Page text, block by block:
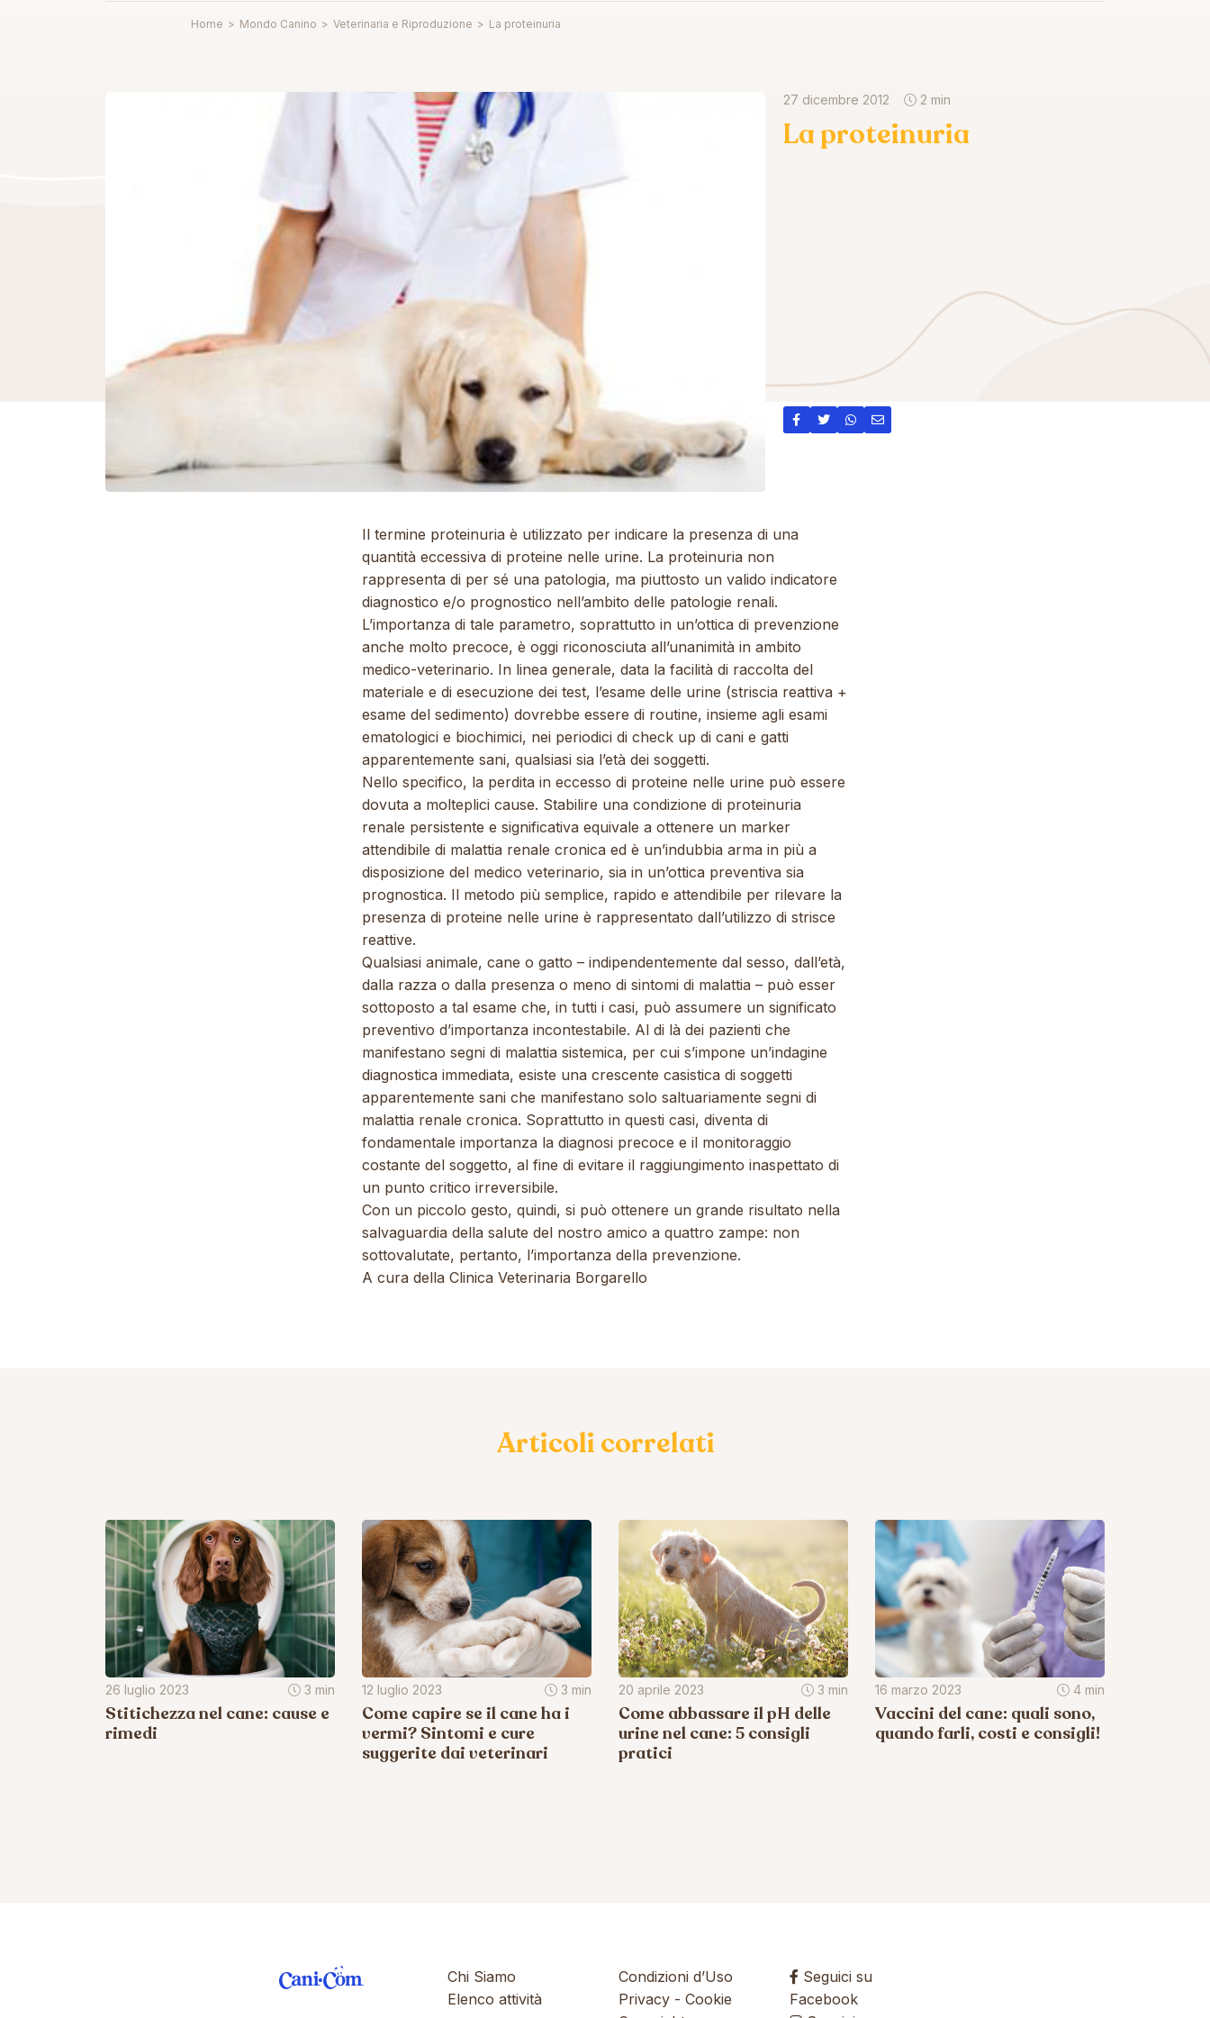
Home > Mondo Canino > Veterinaria e Riproduzione > La proteinuria
27 dicembre 2012 2 min
La proteinuria
Il termine proteinuria è utilizzato per indicare la presenza di una
quantità eccessiva di proteine nelle urine. La proteinuria non
rappresenta di per sé una patologia, ma piuttosto un valido indicatore
diagnostico e/o prognostico nell’ambito delle patologie renali.
L’importanza di tale parametro, soprattutto in un’ottica di prevenzione
anche molto precoce, è oggi riconosciuta all’unanimità in ambito
medico-veterinario. In linea generale, data la facilità di raccolta del
materiale e di esecuzione dei test, l’esame delle urine (striscia reattiva +
esame del sedimento) dovrebbe essere di routine, insieme agli esami
ematologici e biochimici, nei periodici di check up di cani e gatti
apparentemente sani, qualsiasi sia l’età dei soggetti.
Nello specifico, la perdita in eccesso di proteine nelle urine può essere
dovuta a molteplici cause. Stabilire una condizione di proteinuria
renale persistente e significativa equivale a ottenere un marker
attendibile di malattia renale cronica ed è un’indubbia arma in più a
disposizione del medico veterinario, sia in un’ottica preventiva sia
prognostica. Il metodo più semplice, rapido e attendibile per rilevare la
presenza di proteine nelle urine è rappresentato dall’utilizzo di strisce
reattive.
Qualsiasi animale, cane o gatto – indipendentemente dal sesso, dall’età,
dalla razza o dalla presenza o meno di sintomi di malattia – può esser
sottoposto a tal esame che, in tutti i casi, può assumere un significato
preventivo d’importanza incontestabile. Al di là dei pazienti che
manifestano segni di malattia sistemica, per cui s’impone un’indagine
diagnostica immediata, esiste una crescente casistica di soggetti
apparentemente sani che manifestano solo saltuariamente segni di
malattia renale cronica. Soprattutto in questi casi, diventa di
fondamentale importanza la diagnosi precoce e il monitoraggio
costante del soggetto, al fine di evitare il raggiungimento inaspettato di
un punto critico irreversibile.
Con un piccolo gesto, quindi, si può ottenere un grande risultato nella
salvaguardia della salute del nostro amico a quattro zampe: non
sottovalutate, pertanto, l’importanza della prevenzione.
A cura della Clinica Veterinaria Borgarello
Articoli correlati
26 luglio 2023 3 min
Stitichezza nel cane: cause e
rimedi
12 luglio 2023 3 min
Come capire se il cane ha i
vermi? Sintomi e cure
suggerite dai veterinari
20 aprile 2023 3 min
Come abbassare il pH delle
urine nel cane: 5 consigli
pratici
16 marzo 2023 4 min
Vaccini del cane: quali sono,
quando farli, costi e consigli!
Chi Siamo
Elenco attività
Condizioni d’Uso
Privacy - Cookie
Seguici su
Facebook